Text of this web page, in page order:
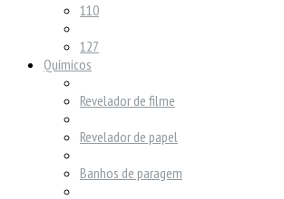
110
127
Químicos
Revelador de filme
Revelador de papel
Banhos de paragem